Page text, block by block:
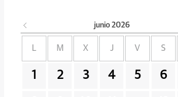
junio 2026
L M X J V S
1 2 3 4 5 6